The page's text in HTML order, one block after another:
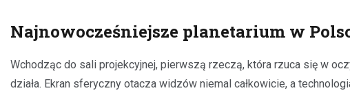
Najnowocześniejsze planetarium w
Wchodząc do sali projekcyjnej, pierwszą rzeczą, która rzuca się w
działa. Ekran sferyczny otacza widzów niemal całkowicie, a